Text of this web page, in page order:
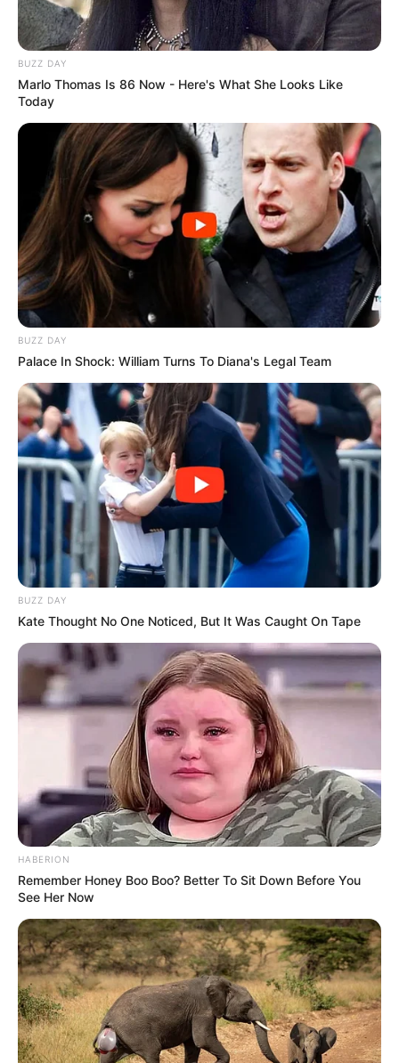
BUZZ DAY
Marlo Thomas Is 86 Now - Here's What She Looks Like
Today
BUZZ DAY
Palace In Shock: William Turns To Diana's Legal Team
BUZZ DAY
Kate Thought No One Noticed, But It Was Caught On Tape
HABERION
Remember Honey Boo Boo? Better To Sit Down Before You
See Her Now